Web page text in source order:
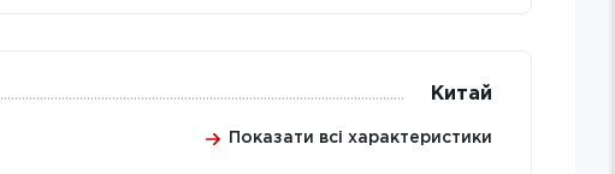
Китай
Показати всі характеристики